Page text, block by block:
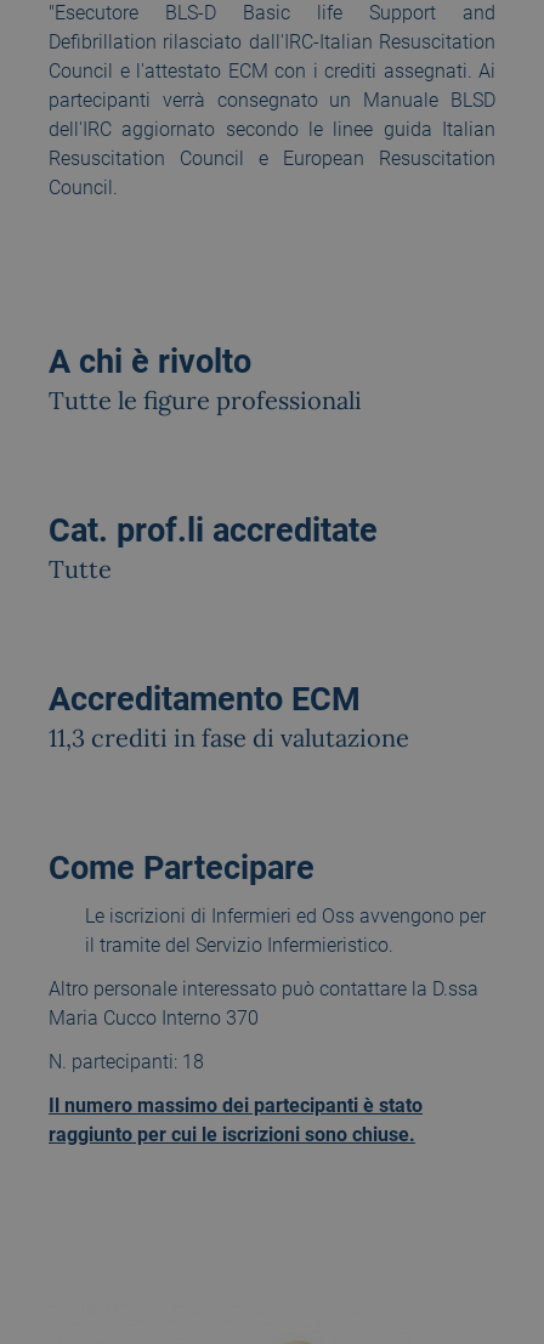
"Esecutore BLS-D Basic life Support and
Defibrillation rilasciato dall'IRC-Italian Resuscitation
Council e l'attestato ECM con i crediti assegnati. Ai
partecipanti verrà consegnato un Manuale BLSD
dell'IRC aggiornato secondo le linee guida Italian
Resuscitation Council e European Resuscitation
Council.
A chi è rivolto
Tutte le figure professionali
Cat. prof.li accreditate
Tutte
Accreditamento ECM
11,3 crediti in fase di valutazione
Come Partecipare
Le iscrizioni di Infermieri ed Oss avvengono per
il tramite del Servizio Infermieristico.
Altro personale interessato può contattare la D.ssa
Maria Cucco Interno 370
N. partecipanti: 18
Il numero massimo dei partecipanti è stato
raggiunto per cui le iscrizioni sono chiuse.